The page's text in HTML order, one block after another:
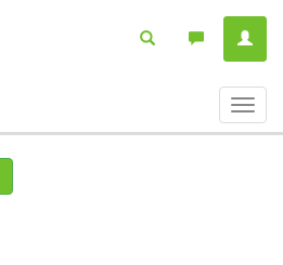
ein-/